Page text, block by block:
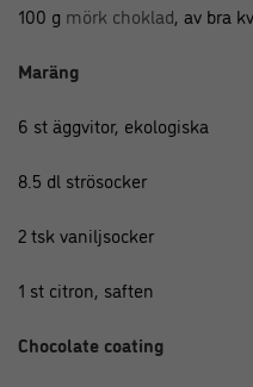
100 g mörk choklad, av bra
Maräng
6 st äggvitor, ekologiska
8.5 dl strösocker
2 tsk vaniljsocker
1 st citron, saften
Chocolate coating